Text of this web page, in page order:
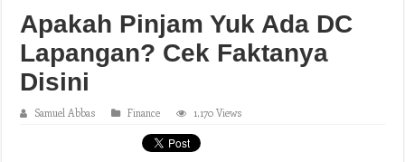
Apakah Pinjam Yuk Ada DC
Lapangan? Cek Faktanya
Disini
Samuel Abbas Finance 1,170 Views